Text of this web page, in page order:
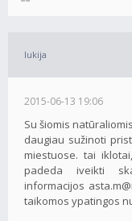
lukija
2015-06-13 19:06
Su šiomis
daugiau sužinoti
miestuose. tai
padeda iveikti
informacijos
taikomos ypatingos